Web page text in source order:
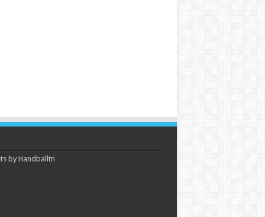
by Handballtn